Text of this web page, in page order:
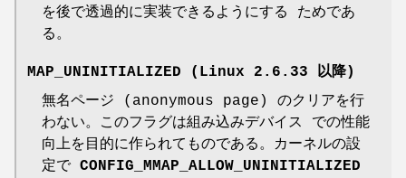
を後で透過的に実装できるようにする ためであ
る。
MAP_UNINITIALIZED (Linux 2.6.33 以降)
無名ページ (anonymous page) のクリアを行
わない。このフラグは組み込みデバイス での性能
向上を目的に作られてものである。カーネルの設
定で CONFIG_MMAP_ALLOW_UNINITIALIZED